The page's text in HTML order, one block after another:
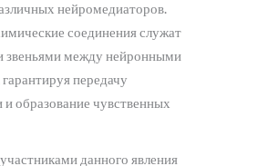
нейромедиаторов.
соединения служат
звеньями между нейронными
передачу
образование чувственных
данного явления